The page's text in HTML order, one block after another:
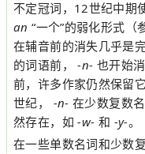
不定冠词，12世纪中期
an “一个”的弱化形式（
在辅音前的消失几乎是
的词语前，-n- 也开始
前，许多作家仍然保留
世纪， -n- 在少数复数
然存在，如-w- 和 -y-。
在一些单数名词和少数